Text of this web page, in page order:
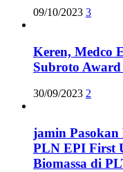
09/10/2023 3
Keren, Medco
Subroto Award
30/09/2023 2
jamin
PLN EPI First
Biomassa di